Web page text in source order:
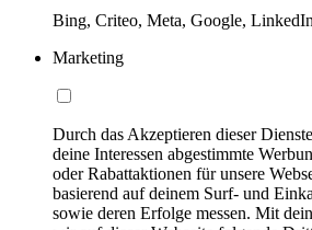
Bing, Criteo, Meta, Google,
Marketing
Durch das Akzeptieren dieser
deine Interessen abgestimmte
oder Rabattaktionen für unsere
basierend auf deinem Surf- und
sowie deren Erfolge messen. Mit